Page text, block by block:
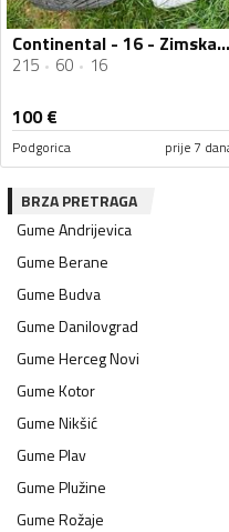
Continental - 16 - Zimska guma
215 60 16
100€
Podgorica prije 7
BRZA PRETRAGA
GumeAndrijevica
GumeBerane
GumeBudva
GumeDanilovgrad
GumeHerceg Novi
GumeKotor
GumeNikšić
GumePlav
GumePlužine
GumeRožaje